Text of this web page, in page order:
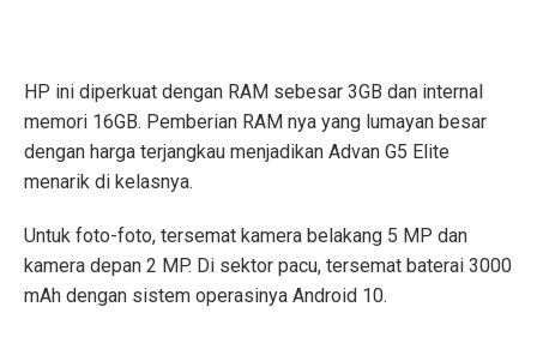
HP ini diperkuat dengan RAM sebesar 3GB dan internal
memori 16GB. Pemberian RAM nya yang lumayan besar
dengan harga terjangkau menjadikan Advan G5 Elite
menarik di kelasnya.
Untuk foto-foto, tersemat kamera belakang 5 MP dan
kamera depan 2 MP. Di sektor pacu, tersemat baterai 3000
mAh dengan sistem operasinya Android 10.